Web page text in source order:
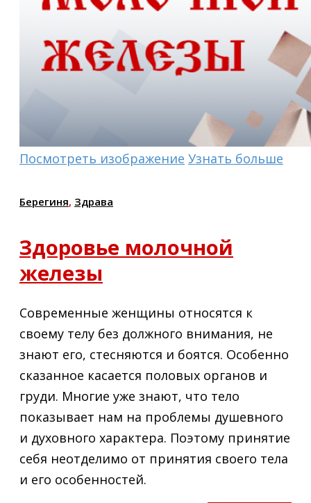
Посмотреть изображение Узнать больше
Берегиня, Здрава
Здоровье молочной
железы
Современные женщины относятся к
своему телу без должного внимания, не
знают его, стесняются и боятся. Особенно
сказанное касается половых органов и
груди. Многие уже знают, что тело
показывает нам на проблемы душевного
и духовного характера. Поэтому принятие
себя неотделимо от принятия своего тела
и его особенностей.